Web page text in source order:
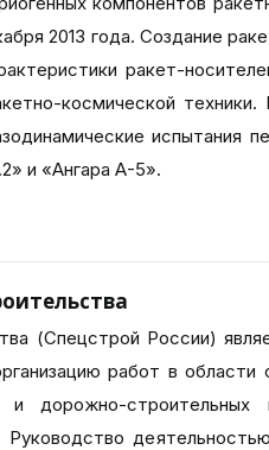
2013 года. Создание
ракет-
космической
испытания
и «Ангара А-5».
(Спецстрой России)
работ в
и дорожно-